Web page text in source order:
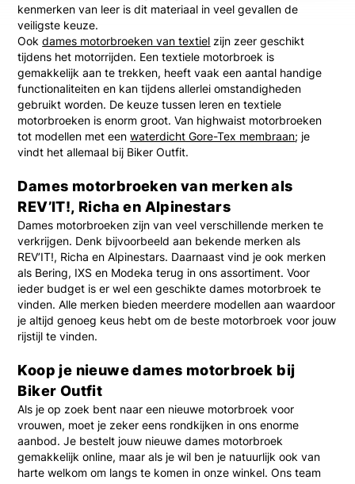
kenmerken van leer is dit materiaal in veel gevallen de
veiligste keuze.
Ookdames motorbroeken van textiel zijn zeer geschikt
tijdens het motorrijden. Een textiele motorbroek is
gemakkelijk aan te trekken, heeft vaak een aantal handige
functionaliteiten en kan tijdens allerlei omstandigheden
gebruikt worden. De keuze tussen leren en textiele
motorbroeken is enorm groot. Van highwaist motorbroeken
tot modellen met eenwaterdicht Gore-Tex membraan; je
vindt het allemaal bij Biker Outfit.
Dames motorbroeken van merken als
REV’IT!, Richa en Alpinestars
Dames motorbroeken zijn van veel verschillende merken te
verkrijgen. Denk bijvoorbeeld aan bekende merken als
REV’IT!, Richa en Alpinestars. Daarnaast vind je ook merken
als Bering, IXS en Modeka terug in ons assortiment. Voor
ieder budget is er wel een geschikte dames motorbroek te
vinden. Alle merken bieden meerdere modellen aan waardoor
je altijd genoeg keus hebt om de beste motorbroek voor jouw
rijstijl te vinden.
Koop je nieuwe dames motorbroek bij
Biker Outfit
Als je op zoek bent naar een nieuwe motorbroek voor
vrouwen, moet je zeker eens rondkijken in ons enorme
aanbod. Je bestelt jouw nieuwe dames motorbroek
gemakkelijk online, maar als je wil ben je natuurlijk ook van
harte welkom om langs te komen in onze winkel. Ons team